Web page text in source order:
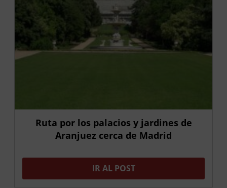
Ruta por los palacios y jardines de
Aranjuez cerca de Madrid
IR AL POST